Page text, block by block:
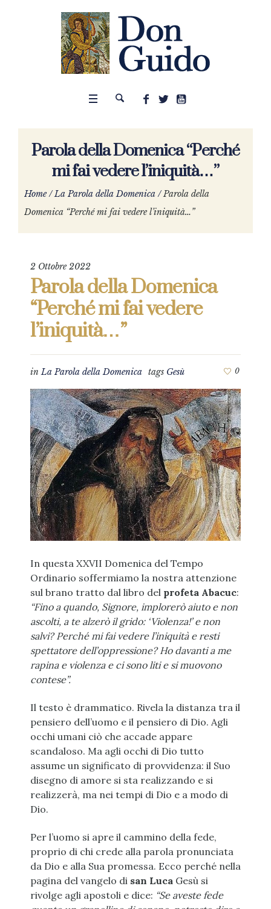
Parola della Domenica “Perché
mi fai vedere l’iniquità…”
Home /La Parola della Domenica /Parola della
Domenica “Perché mi fai vedere l’iniquità…”
2 Ottobre 2022
Parola della Domenica
“Perché mi fai vedere
l’iniquità…”
inLa Parola della Domenica tags Gesù 0
In questa XXVII Domenica del Tempo
Ordinario soffermiamo la nostra attenzione
sul brano tratto dal libro del profeta Abacuc:
“Fino a quando, Signore, implorerò aiuto e non
ascolti, a te alzerò il grido: ‘Violenza!’ e non
salvi? Perché mi fai vedere l’iniquità e resti
spettatore dell’oppressione? Ho davanti a me
rapina e violenza e ci sono liti e si muovono
contese”.
Il testo è drammatico. Rivela la distanza tra il
pensiero dell’uomo e il pensiero di Dio. Agli
occhi umani ciò che accade appare
scandaloso. Ma agli occhi di Dio tutto
assume un significato di provvidenza: il Suo
disegno di amore si sta realizzando e si
realizzerà, ma nei tempi di Dio e a modo di
Dio.
Per l’uomo si apre il cammino della fede,
proprio di chi crede alla parola pronunciata
da Dio e alla Sua promessa. Ecco perché nella
pagina del vangelo di san LucaGesù si
rivolge agli apostoli e dice: “Se aveste fede